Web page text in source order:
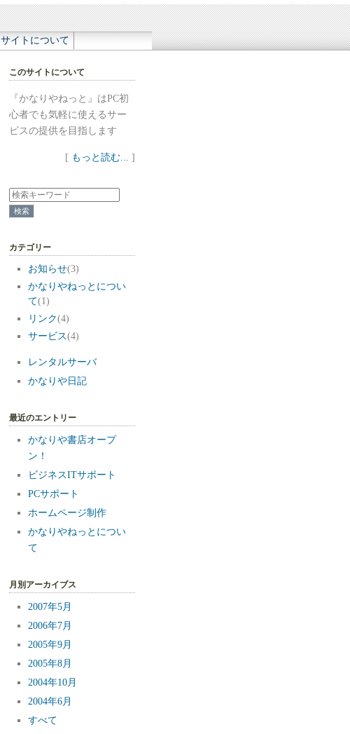
サイトについて
このサイトについて
『かなりやねっと』はPC初
心者でも気軽に使えるサー
ビスの提供を目指します
[ もっと読む... ]
カテゴリー
お知らせ(3)
かなりやねっとについ
て(1)
リンク(4)
サービス(4)
レンタルサーバ
かなりや日記
最近のエントリー
かなりや書店オープ
ン！
ビジネスITサポート
PCサポート
ホームページ制作
かなりやねっとについ
て
月別アーカイブス
2007年5月
2006年7月
2005年9月
2005年8月
2004年10月
2004年6月
すべて